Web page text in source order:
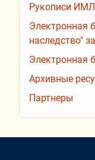
Рукописи
Электронная
наследство"
Электронная
Архивные
Партнеры